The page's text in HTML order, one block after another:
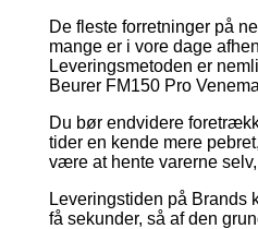
De fleste forretninger på
mange er i vore dage
Leveringsmetoden er
Beurer FM150 Pro
Du bør endvidere
tider en kende mere
være at hente varerne
Leveringstiden på
få sekunder, så af den